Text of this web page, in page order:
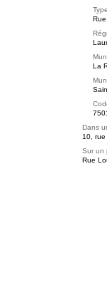
Rue
La
Dans
10, rue
Sur un
Rue